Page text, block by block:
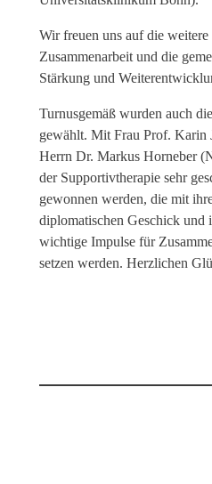
Wir freuen uns auf die
Zusammenarbeit und die
Stärkung und
Turnusgemäß wurden auch
gewählt. Mit Frau Prof. Karin
Herrn Dr. Markus Horneber
der Supportivtherapie sehr
gewonnen werden, die mit
diplomatischen Geschick und
wichtige Impulse für
setzen werden. Herzlichen